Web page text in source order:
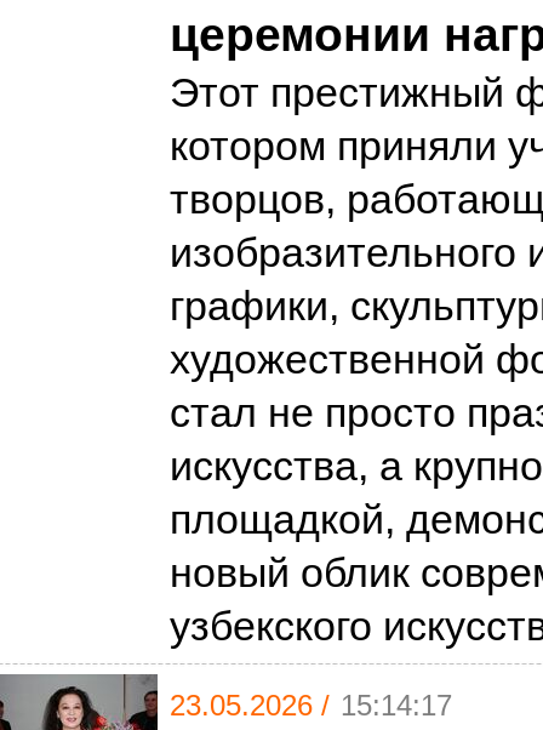
церемонии
Этот престижный
котором приняли
творцов,
изобразительного
графики,
художественной
стал не просто
искусства, а
площадкой,
новый облик
узбекского
23.05.2026 / 15:14:17